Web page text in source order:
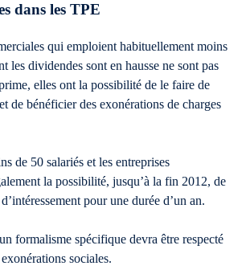
dans les TPE
qui emploient habituellement moins
les dividendes sont en hausse ne sont pas
elles ont la possibilité de le faire de
de bénéficier des exonérations de charges
de 50 salariés et les entreprises
la possibilité, jusqu’à la fin 2012, de
pour une durée d’un an.
formalisme spécifique devra être respecté
sociales.